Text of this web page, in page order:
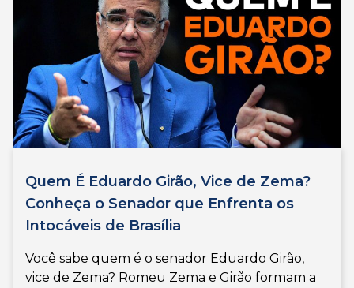
Quem É Eduardo Girão, Vice de Zema?
Conheça o Senador que Enfrenta os
Intocáveis de Brasília
Você sabe quem é o senador Eduardo Girão,
vice de Zema? Romeu Zema e Girão formam a